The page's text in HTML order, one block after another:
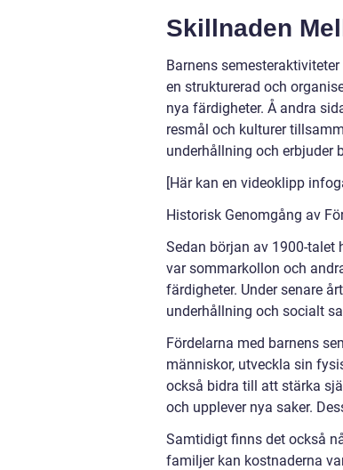
Skillnaden
Barnens
en strukturerad och
nya färdigheter. Å andra
resmål och kulturer
underhållning och erbjuder
[Här kan en videoklipp
Historisk Genomgång av
Sedan början av 1900-talet
var sommarkollon och
färdigheter. Under senare
underhållning och socialt
Fördelarna med barnens
människor, utveckla sin
också bidra till att stärka
och upplever nya saker.
Samtidigt finns det också
familjer kan kostnaderna